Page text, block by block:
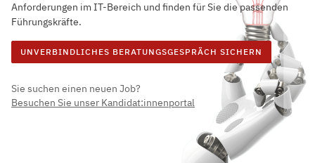
Anforderungen im IT-Bereich und finden für Sie die passenden
Führungskräfte.
UNVERBINDLICHES BERATUNGSGESPRÄCH SICHERN
Sie suchen einen neuen Job?
Besuchen Sie unser Kandidat:innenportal